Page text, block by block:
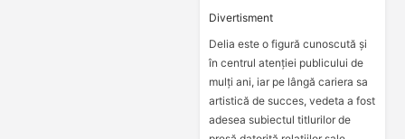
Divertisment
Delia este o figură cunoscută și
în centrul atenției publicului de
mulți ani, iar pe lângă cariera sa
artistică de succes, vedeta a fost
adesea subiectul titlurilor de